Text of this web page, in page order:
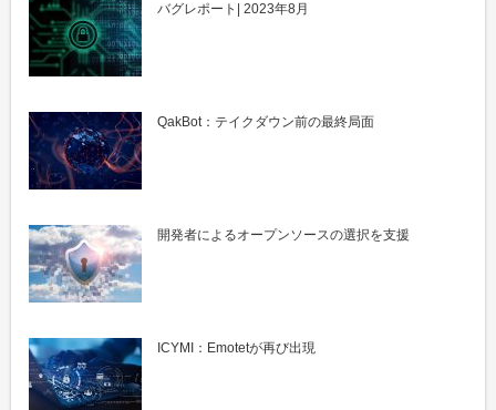
バグレポート| 2023年8月
QakBot：テイクダウン前の最終局面
開発者によるオープンソースの選択を支援
ICYMI：Emotetが再び出現